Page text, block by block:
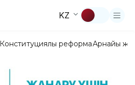
KZ
Конституциялық реформаАрнайы